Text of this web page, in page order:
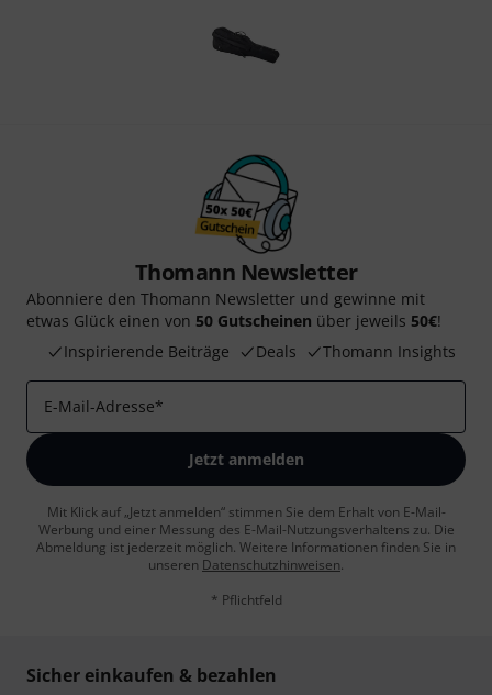
Thomann Newsletter
Abonniere den Thomann Newsletter und gewinne mit
etwas Glück einen von 50 Gutscheinen über jeweils 50€!
Inspirierende Beiträge
Deals Thomann Insights
E-Mail-Adresse*
Jetzt anmelden
Mit Klick auf „Jetzt anmelden“ stimmen Sie dem Erhalt von E-Mail-
Werbung und einer Messung des E-Mail-Nutzungsverhaltens zu. Die
Abmeldung ist jederzeit möglich. Weitere Informationen finden Sie in
unseren Datenschutzhinweisen.
* Pflichtfeld
Sicher einkaufen & bezahlen